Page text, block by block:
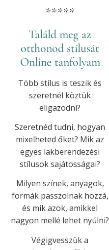
*****
Találd meg az
otthonod stílusát
Online tanfolyam
Több stílus is teszik és
szeretnél köztük
eligazodni?
Szeretnéd tudni, hogyan
mixelheted őket? Mik az
egyes lakberendezési
stílusok sajátosságai?
Milyen színek, anyagok,
formák passzolnak hozzá,
és mik azok, amikkel
nagyon mellé lehet nyúlni?
Végigvesszük a